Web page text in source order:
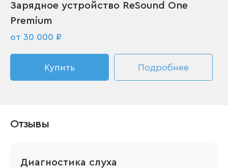
Зарядное устройство ReSound One
Premium
от 30 000 ₽
Купить Подробнее
Отзывы
Диагностика слуха